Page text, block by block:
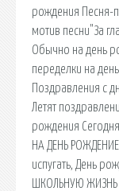
рождения Песня-
мотив песни"За
Обычно на день
переделки на
Поздравления с
Летят
рождения
НА ДЕНЬ
испугать, День
ШКОЛЬНУЮ